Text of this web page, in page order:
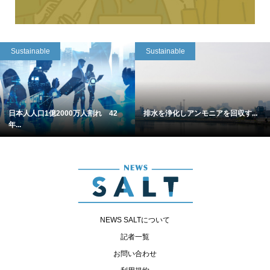
Sustainable
日本人人口1億2000万人割れ 42
年...
Sustainable
排水を浄化しアンモニアを回収す...
NEWS SALTについて
記者一覧
お問い合わせ